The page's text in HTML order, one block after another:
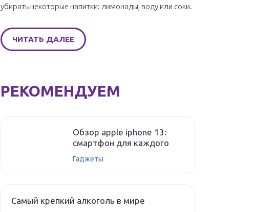
убирать некоторые напитки: лимонады, воду или соки.
ЧИТАТЬ ДАЛЕЕ
РЕКОМЕНДУЕМ
Обзор apple iphone 13:
смартфон для каждого
Гаджеты
Самый крепкий алкоголь в мире